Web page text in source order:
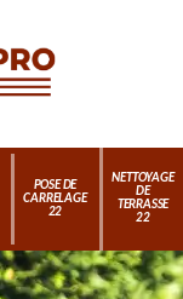
POSE DE
CARRELAGE
22
NETTOYAGE
DE
TERRASSE
22